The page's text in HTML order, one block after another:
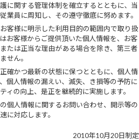
に関する管理体制を確立するとともに、当
業員に周知し、その遵守徹底に努めます。
客様に明示した利用目的の範囲内で取り扱
お客様からご提供頂いた個人情報を、お客
たは正当な理由がある場合を除き、第三者
せん。
確かつ最新の状態に保つとともに、個人情
個人情報の漏えい、滅失、き損等の予防に
ィの向上、是正を継続的に実施します。
個人情報に関するお問い合わせ、開示等の
に対応します。
2010年10月20日制定